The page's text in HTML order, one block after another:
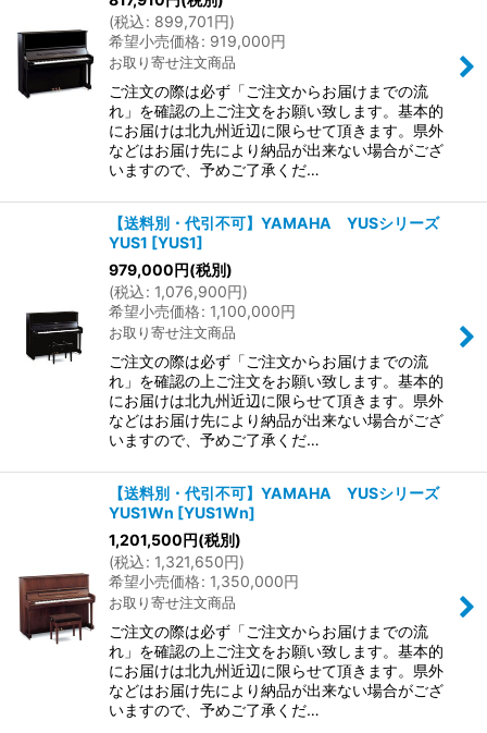
(税込: 899,701 円)
希望小売価格: 919,000円
お取り寄せ注文商品
ご注文の際は必ず「ご注文からお届けまでの流
れ」を確認の上ご注文をお願い致します。基本的
にお届けは北九州近辺に限らせて頂きます。県外
などはお届け先により納品が出来ない場合がござ
いますので、予めご了承くだ…
【送料別・代引不可】YAMAHA YUSシリーズ
YUS1 [YUS1]
979,000 円(税別)
(税込: 1,076,900円)
希望小売価格: 1,100,000円
お取り寄せ注文商品
ご注文の際は必ず「ご注文からお届けまでの流
れ」を確認の上ご注文をお願い致します。基本的
にお届けは北九州近辺に限らせて頂きます。県外
などはお届け先により納品が出来ない場合がござ
いますので、予めご了承くだ…
【送料別・代引不可】YAMAHA YUSシリーズ
YUS1Wn [YUS1Wn]
1,201,500 円(税別)
(税込: 1,321,650円)
希望小売価格: 1,350,000円
お取り寄せ注文商品
ご注文の際は必ず「ご注文からお届けまでの流
れ」を確認の上ご注文をお願い致します。基本的
にお届けは北九州近辺に限らせて頂きます。県外
などはお届け先により納品が出来ない場合がござ
いますので、予めご了承くだ…